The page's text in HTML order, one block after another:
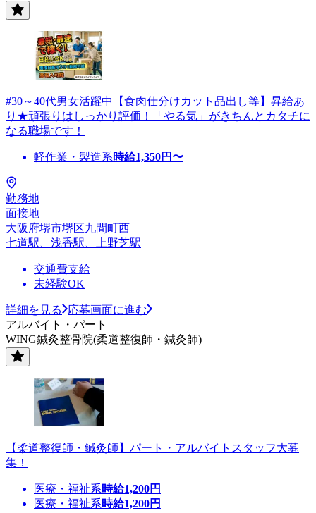
#30～40代男女活躍中【食肉仕分けカット品出し等】昇給あ
り★頑張りはしっかり評価！「やる気」がきちんとカタチに
なる職場です！
軽作業・製造系時給1,350円〜
勤務地
面接地
大阪府堺市堺区九間町西
七道駅、浅香駅、上野芝駅
交通費支給
未経験OK
詳細を見る
応募画面に進む
アルバイト・パート
WING鍼灸整骨院(柔道整復師・鍼灸師)
【柔道整復師・鍼灸師】パート・アルバイトスタッフ大募
集！
医療・福祉系時給1,200円
医療・福祉系時給1,200円